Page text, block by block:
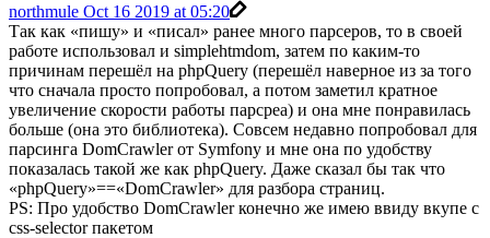
northmule Oct 16 2019 at 05:20
Так как «пишу» и «писал» ранее много парсеров, то в своей
работе использовал и simplehtmdom, затем по каким-то
причинам перешёл на phpQuery (перешёл наверное из за того
что сначала просто попробовал, а потом заметил кратное
увеличение скорости работы парсреа) и она мне понравилась
больше (она это библиотека). Совсем недавно попробовал для
парсинга DomCrawler от Symfony и мне она по удобству
показалась такой же как phpQuery. Даже сказал бы так что
«phpQuery»==«DomCrawler» для разбора страниц.
PS: Про удобство DomCrawler конечно же имею ввиду вкупе с
css-selector пакетом